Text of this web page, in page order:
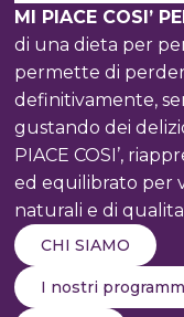
MI PIACE COSI’
di una dieta per
permette di
definitivamente,
gustando dei
PIACE COSI’,
ed equilibrato per
naturali e di
CHI SIAMO
I nostri